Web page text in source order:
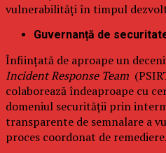
vulnerabilități în timpul
Guvernanță de
Înființată de aproape un
Incident Response Team
colaborează îndeaproape cu
domeniul securității prin
transparente de semnalare a
proces coordonat de remediere.